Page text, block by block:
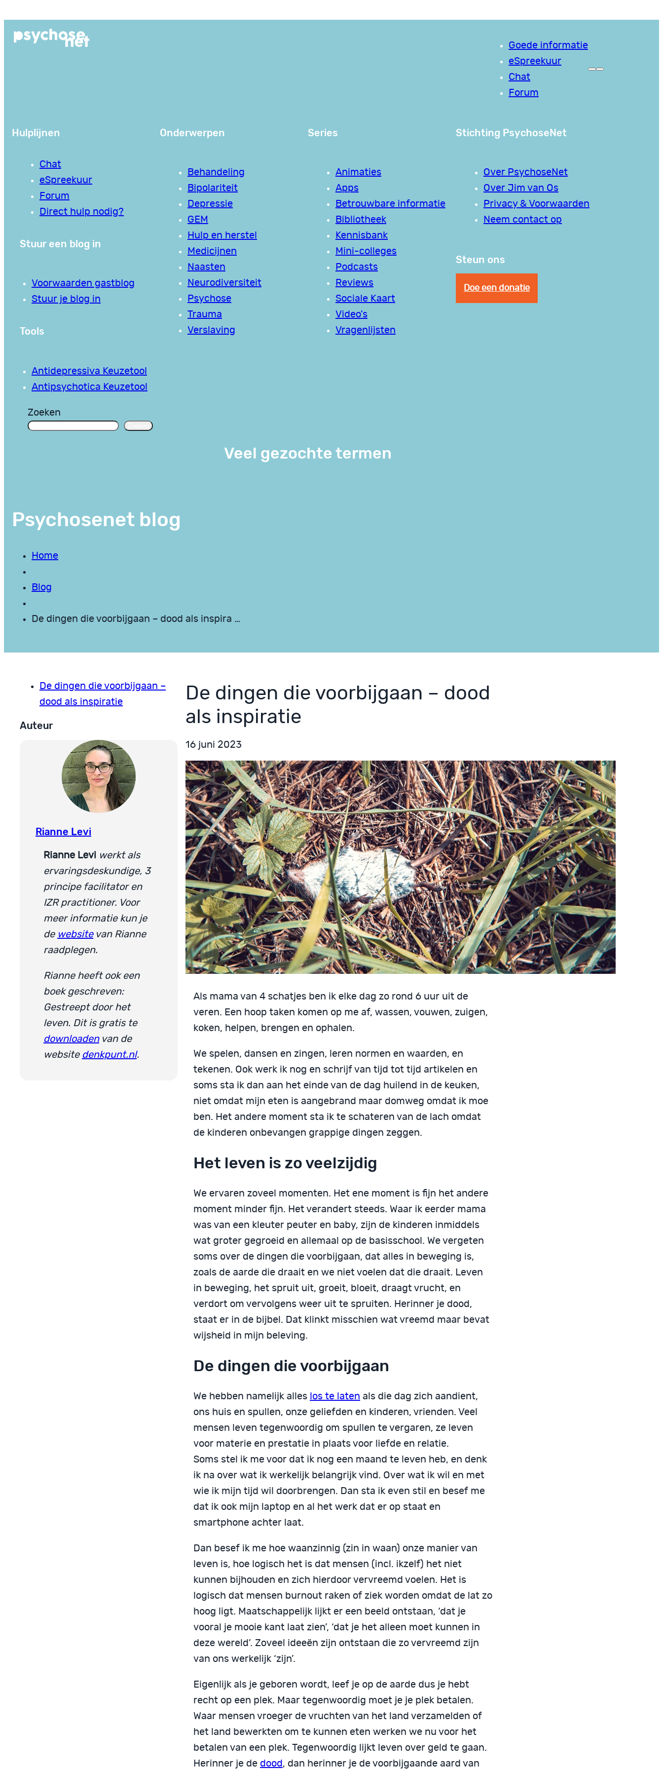
de
Goede informatie
eSpreekuur
Chat
Forum
Hulplijnen
Chat
eSpreekuur
Forum
Direct hulp nodig?
Stuur een blog in
Voorwaarden gastblog
Stuur je blog in
Tools
Antidepressiva Keuzetool
Antipsychotica Keuzetool
Onderwerpen
Behandeling
Bipolariteit
Depressie
GEM
Hulp en herstel
Medicijnen
Naasten
Neurodiversiteit
Psychose
Trauma
Verslaving
Series
Animaties
Apps
Betrouwbare informatie
Bibliotheek
Kennisbank
Mini-colleges
Podcasts
Reviews
Sociale Kaart
Video’s
Vragenlijsten
Stichting PsychoseNet
Over PsychoseNet
Over Jim van Os
Privacy & Voorwaarden
Neem contact op
Steun ons
Doe een donatie
Zoeken
Veel gezochte termen
Psychosenet blog
Home
Blog
De dingen die voorbijgaan – dood als inspira …
De dingen die voorbijgaan –
dood als inspiratie
Auteur
Rianne Levi
Rianne Levi werkt als
ervaringsdeskundige, 3
principe facilitator en
IZR practitioner. Voor
meer informatie kun je
de websitevan Rianne
raadplegen.
Rianne heeft ook een
boek geschreven:
Gestreept door het
leven. Dit is gratis te
downloadenvan de
website denkpunt.nl.
De dingen die voorbijgaan – dood
als inspiratie
16 juni 2023
Als mama van 4 schatjes ben ik elke dag zo rond 6 uur uit de
veren. Een hoop taken komen op me af, wassen, vouwen, zuigen,
koken, helpen, brengen en ophalen.
We spelen, dansen en zingen, leren normen en waarden, en
tekenen. Ook werk ik nog en schrijf van tijd tot tijd artikelen en
soms sta ik dan aan het einde van de dag huilend in de keuken,
niet omdat mijn eten is aangebrand maar domweg omdat ik moe
ben. Het andere moment sta ik te schateren van de lach omdat
de kinderen onbevangen grappige dingen zeggen.
Het leven is zo veelzijdig
We ervaren zoveel momenten. Het ene moment is fijn het andere
moment minder fijn. Het verandert steeds. Waar ik eerder mama
was van een kleuter peuter en baby, zijn de kinderen inmiddels
wat groter gegroeid en allemaal op de basisschool. We vergeten
soms over de dingen die voorbijgaan, dat alles in beweging is,
zoals de aarde die draait en we niet voelen dat die draait. Leven
in beweging, het spruit uit, groeit, bloeit, draagt vrucht, en
verdort om vervolgens weer uit te spruiten. Herinner je dood,
staat er in de bijbel. Dat klinkt misschien wat vreemd maar bevat
wijsheid in mijn beleving.
De dingen die voorbijgaan
We hebben namelijk alles los te laten als die dag zich aandient,
ons huis en spullen, onze geliefden en kinderen, vrienden. Veel
mensen leven tegenwoordig om spullen te vergaren, ze leven
voor materie en prestatie in plaats voor liefde en relatie.
Soms stel ik me voor dat ik nog een maand te leven heb, en denk
ik na over wat ik werkelijk belangrijk vind. Over wat ik wil en met
wie ik mijn tijd wil doorbrengen. Dan sta ik even stil en besef me
dat ik ook mijn laptop en al het werk dat er op staat en
smartphone achter laat.
Dan besef ik me hoe waanzinnig (zin in waan) onze manier van
leven is, hoe logisch het is dat mensen (incl. ikzelf) het niet
kunnen bijhouden en zich hierdoor vervreemd voelen. Het is
logisch dat mensen burnout raken of ziek worden omdat de lat zo
hoog ligt. Maatschappelijk lijkt er een beeld ontstaan, ‘dat je
vooral je mooie kant laat zien’, ‘dat je het alleen moet kunnen in
deze wereld’. Zoveel ideeën zijn ontstaan die zo vervreemd zijn
van ons werkelijk ‘zijn’.
Eigenlijk als je geboren wordt, leef je op de aarde dus je hebt
recht op een plek. Maar tegenwoordig moet je je plek betalen.
Waar mensen vroeger de vruchten van het land verzamelden of
het land bewerkten om te kunnen eten werken we nu voor het
betalen van een plek. Tegenwoordig lijkt leven over geld te gaan.
Herinner je de dood , dan herinner je de voorbijgaande aard van